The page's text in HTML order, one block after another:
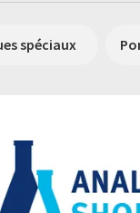
spéciaux